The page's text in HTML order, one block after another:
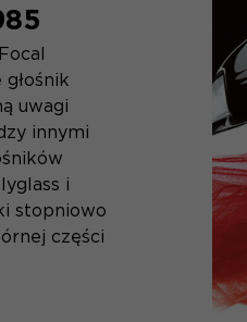
uwagi
innymi
i
stopniowo
części